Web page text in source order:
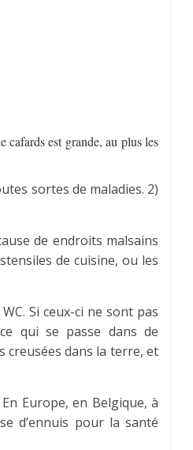
cafards est grande, au plus les
sortes de maladies. 2)
de endroits malsains
de cuisine, ou les
Si ceux-ci ne sont pas
qui se passe dans de
creusées dans la terre, et
Europe, en Belgique, à
d’ennuis pour la santé